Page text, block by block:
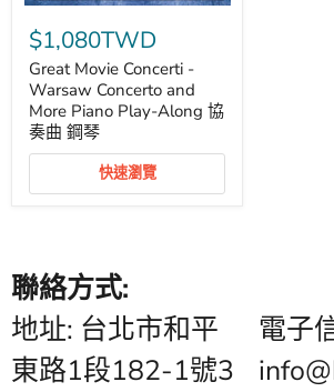
Great
Movie
Concerti
Warsaw
Concerto
and
More
Piano
Along
琴
$1,080TWD
Great Movie Concerti -
Warsaw Concerto and
More Piano Play-Along 協
奏曲 鋼琴
快速瀏覽
聯絡方式:
地址: 台北市和平
東路1段182-1號3
電子